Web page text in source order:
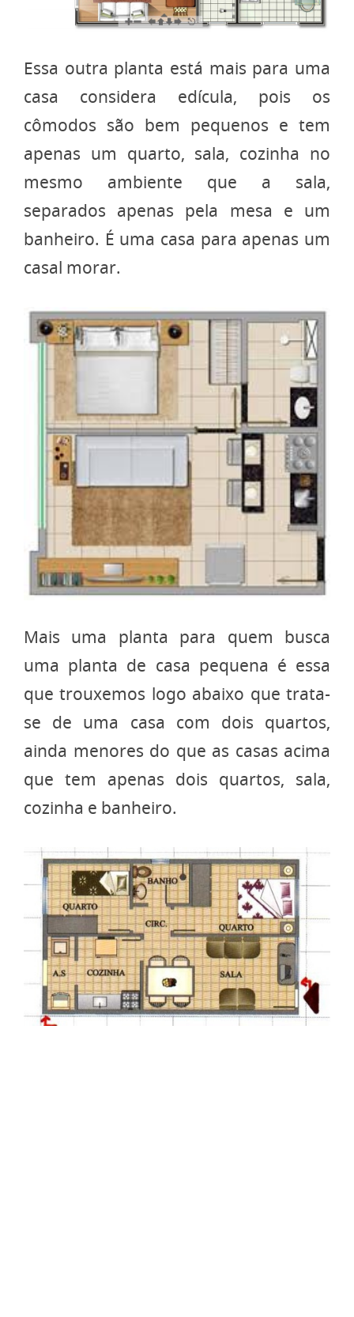
Essa outra planta está mais para uma
casa considera edícula, pois os
cômodos são bem pequenos e tem
apenas um quarto, sala, cozinha no
mesmo ambiente que a sala,
separados apenas pela mesa e um
banheiro. É uma casa para apenas um
casal morar.
Mais uma planta para quem busca
uma planta de casa pequena é essa
que trouxemos logo abaixo que trata-
se de uma casa com dois quartos,
ainda menores do que as casas acima
que tem apenas dois quartos, sala,
cozinha e banheiro.